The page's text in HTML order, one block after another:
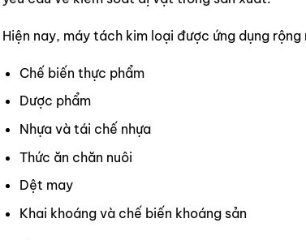
Hiện nay, máy tách kim loại được ứng dụng rộng
Chế biến thực phẩm
Dược phẩm
Nhựa và tái chế nhựa
Thức ăn chăn nuôi
Dệt may
Khai khoáng và chế biến khoáng sản